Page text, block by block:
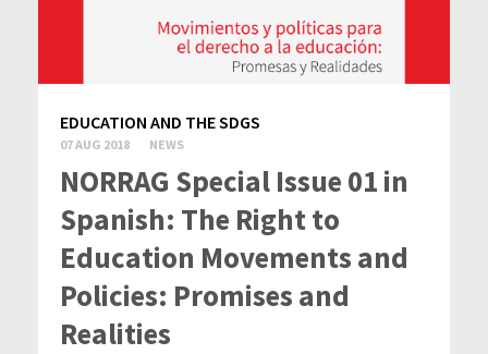
EDUCATION AND THE SDGS
07 AUG 2018 NEWS
NORRAG Special Issue 01 in
Spanish: The Right to
Education Movements and
Policies: Promises and
Realities